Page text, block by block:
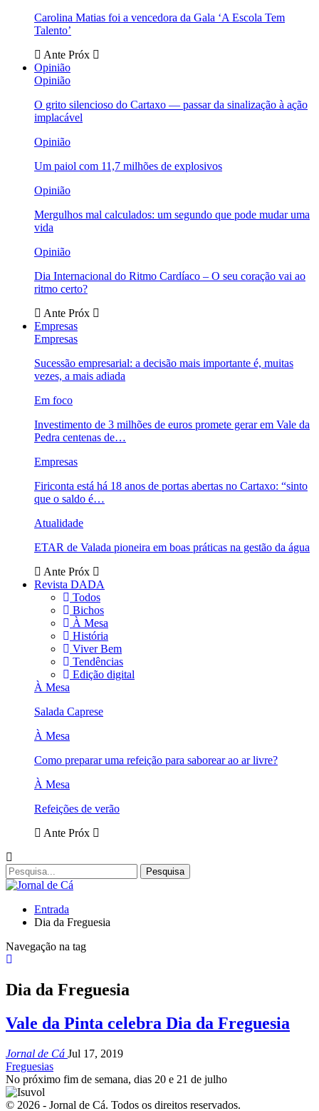
Carolina Matias foi a vencedora da Gala ‘A Escola Tem
Talento’
Ante Próx
Opinião
Opinião
O grito silencioso do Cartaxo — passar da sinalização à ação
implacável
Opinião
Um paiol com 11,7 milhões de explosivos
Opinião
Mergulhos mal calculados: um segundo que pode mudar uma
vida
Opinião
Dia Internacional do Ritmo Cardíaco – O seu coração vai ao
ritmo certo?
Ante Próx
Empresas
Empresas
Sucessão empresarial: a decisão mais importante é, muitas
vezes, a mais adiada
Em foco
Investimento de 3 milhões de euros promete gerar em Vale da
Pedra centenas de…
Empresas
Firiconta está há 18 anos de portas abertas no Cartaxo: “sinto
que o saldo é…
Atualidade
ETAR de Valada pioneira em boas práticas na gestão da água
Ante Próx
Revista DADA
Todos
Bichos
À Mesa
História
Viver Bem
Tendências
Edição digital
À Mesa
Salada Caprese
À Mesa
Como preparar uma refeição para saborear ao ar livre?
À Mesa
Refeições de verão
Ante Próx
Entrada
Dia da Freguesia
Navegação na tag
Dia da Freguesia
Vale da Pinta celebra Dia da Freguesia
Jornal de Cá Jul 17, 2019
Freguesias
No próximo fim de semana, dias 20 e 21 de julho
© 2026 - Jornal de Cá. Todos os direitos reservados.